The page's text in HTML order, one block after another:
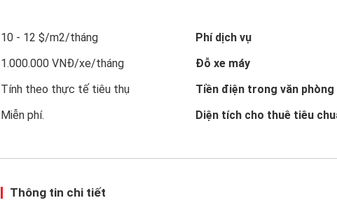
10 - 12 $/m2/tháng Phí dịch vụ
1.000.000 VNĐ/xe/tháng Đỗ xe máy
Tính theo thực tế tiêu thụ Tiền điện trong văn phòng
Miễn phí. Diện tích cho thuê tiêu
Thông tin chi tiết